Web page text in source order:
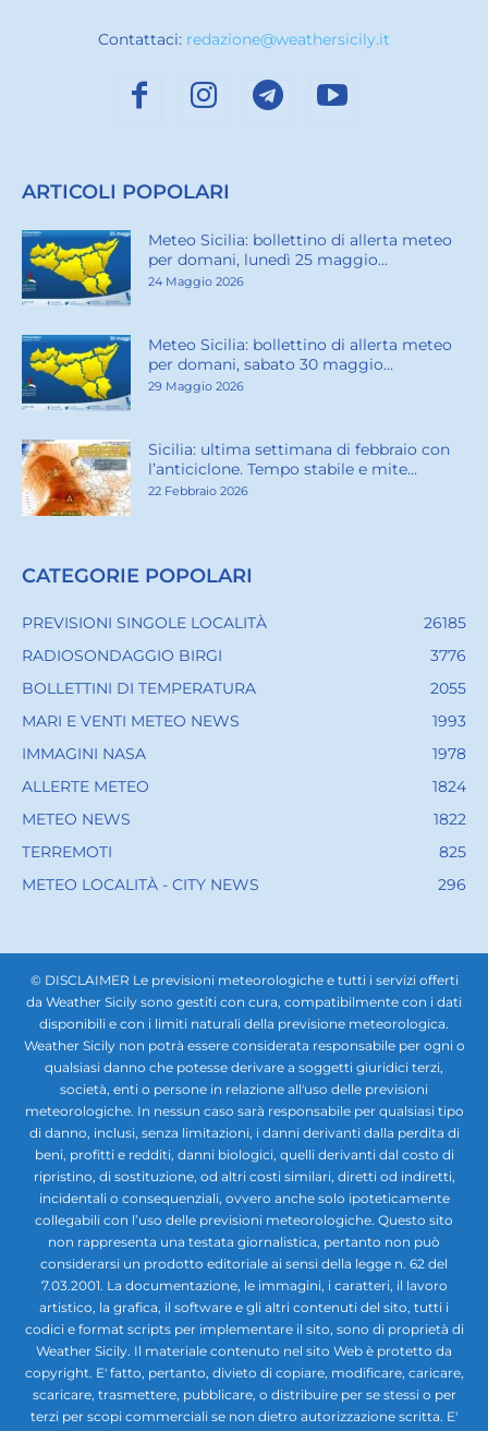
Contattaci: redazione@weathersicily.it
ARTICOLI POPOLARI
Meteo Sicilia: bollettino di allerta meteo
per domani, lunedì 25 maggio...
24 Maggio 2026
Meteo Sicilia: bollettino di allerta meteo
per domani, sabato 30 maggio...
29 Maggio 2026
Sicilia: ultima settimana di febbraio con
l’anticiclone. Tempo stabile e mite...
22 Febbraio 2026
CATEGORIE POPOLARI
PREVISIONI SINGOLE LOCALITÀ
26185
RADIOSONDAGGIO BIRGI
3776
BOLLETTINI DI TEMPERATURA
2055
MARI E VENTI METEO NEWS
1993
IMMAGINI NASA
1978
ALLERTE METEO
1824
METEO NEWS
1822
TERREMOTI
825
METEO LOCALITÀ - CITY NEWS
296
© DISCLAIMER Le previsioni meteorologiche e tutti i servizi offerti
da Weather Sicily sono gestiti con cura, compatibilmente con i dati
disponibili e con i limiti naturali della previsione meteorologica.
Weather Sicily non potrà essere considerata responsabile per ogni o
qualsiasi danno che potesse derivare a soggetti giuridici terzi,
società, enti o persone in relazione all'uso delle previsioni
meteorologiche. In nessun caso sarà responsabile per qualsiasi tipo
di danno, inclusi, senza limitazioni, i danni derivanti dalla perdita di
beni, profitti e redditi, danni biologici, quelli derivanti dal costo di
ripristino, di sostituzione, od altri costi similari, diretti od indiretti,
incidentali o consequenziali, ovvero anche solo ipoteticamente
collegabili con l’uso delle previsioni meteorologiche. Questo sito
non rappresenta una testata giornalistica, pertanto non può
considerarsi un prodotto editoriale ai sensi della legge n. 62 del
7.03.2001. La documentazione, le immagini, i caratteri, il lavoro
artistico, la grafica, il software e gli altri contenuti del sito, tutti i
codici e format scripts per implementare il sito, sono di proprietà di
Weather Sicily. Il materiale contenuto nel sito Web è protetto da
copyright. E' fatto, pertanto, divieto di copiare, modificare, caricare,
scaricare, trasmettere, pubblicare, o distribuire per se stessi o per
terzi per scopi commerciali se non dietro autorizzazione scritta. E'